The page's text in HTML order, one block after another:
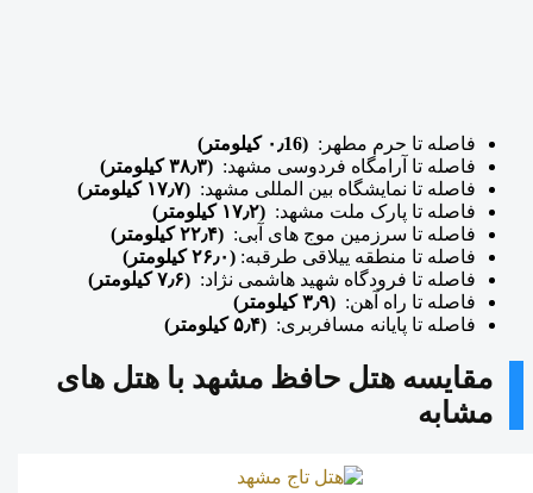
فاصله تا حرم مطهر: (۰٫16 کیلومتر)
فاصله تا آرامگاه فردوسی مشهد: (۳۸٫۳ کیلومتر)
فاصله تا نمایشگاه بین المللی مشهد: (۱۷٫۷ کیلومتر)
فاصله تا پارک ملت مشهد: (۱۷٫۲ کیلومتر)
فاصله تا سرزمین موج های آبی: (۲۲٫۴ کیلومتر)
فاصله تا منطقه ییلاقی طرقبه: (۲۶٫۰ کیلومتر)
فاصله تا فرودگاه شهید هاشمی نژاد: (۷٫۶ کیلومتر)
فاصله تا راه آهن: (۳٫۹ کیلومتر)
فاصله تا پایانه مسافربری: (۵٫۴ کیلومتر)
مقایسه هتل حافظ مشهد با هتل های
مشابه